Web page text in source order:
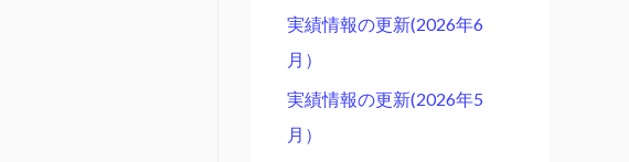
実績情報の更新(2026年6
月）
実績情報の更新(2026年5
月）